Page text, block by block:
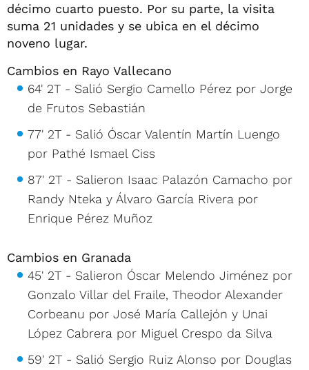
décimo cuarto puesto. Por su parte, la visita
suma 21 unidades y se ubica en el décimo
noveno lugar.
Cambios en Rayo Vallecano
64' 2T - Salió Sergio Camello Pérez por Jorge
de Frutos Sebastián
77' 2T - Salió Óscar Valentín Martín Luengo
por Pathé Ismael Ciss
87' 2T - Salieron Isaac Palazón Camacho por
Randy Nteka y Álvaro García Rivera por
Enrique Pérez Muñoz
Cambios en Granada
45' 2T - Salieron Óscar Melendo Jiménez por
Gonzalo Villar del Fraile, Theodor Alexander
Corbeanu por José María Callejón y Unai
López Cabrera por Miguel Crespo da Silva
59' 2T - Salió Sergio Ruiz Alonso por Douglas